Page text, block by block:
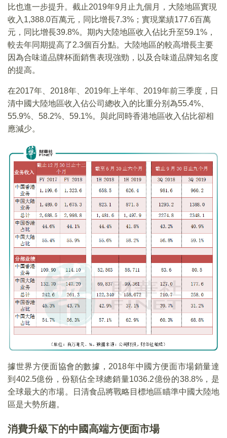
比也進一步提升。截止2019年9月止九個月，大陸地區實現
收入1,388.0百萬元，同比增長7.3%；實現業績177.6百萬
元，同比增長39.8%。期内大陸地區收入佔比升至59.1%，
較去年同期提高了2.3個百分點。大陸地區的較高增長主要
因為合味道品牌杯面銷售表現強勁，以及合味道品牌知名度
的提高。
在2017年、2018年、2019年上半年、2019年前三季度，日
清中國大陸地區收入佔公司總收入的比重分别為55.4%、
55.9%、58.2%、59.1%。與此同時香港地區收入佔比卻相
應減少。
據世界方便面協會的數據，2018年中國方便面市場銷量達
到402.5億份，份額佔全球總銷量1036.2億份的38.8%，是
全球最大的市場。日清食品將戰略目標地區瞄準中國大陸地
區是大勢所趨。
消費升級下的中國高端方便面市場